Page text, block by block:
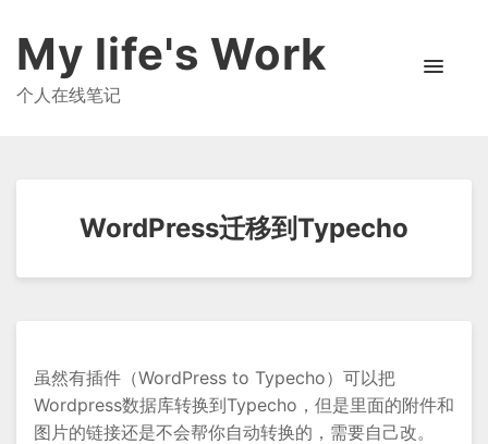
My life's Work
个人在线笔记
WordPress迁移到Typecho
虽然有插件（WordPress to Typecho）可以把
Wordpress数据库转换到Typecho，但是里面的附件和
图片的链接还是不会帮你自动转换的，需要自己改。